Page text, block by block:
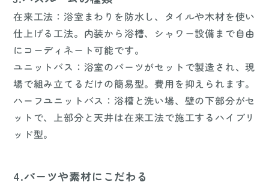
在来工法：浴室まわりを防水し、タイルや木材を使い
仕上げる工法。内装から浴槽、シャワー設備まで自由
にコーディネート可能です。
ユニットバス：浴室のパーツがセットで製造され、現
場で組み立てるだけの簡易型。費用を抑えられます。
ハーフユニットバス：浴槽と洗い場、壁の下部分がセ
ットで、上部分と天井は在来工法で施工するハイブリ
ッド型。
4.パーツや素材にこだわる